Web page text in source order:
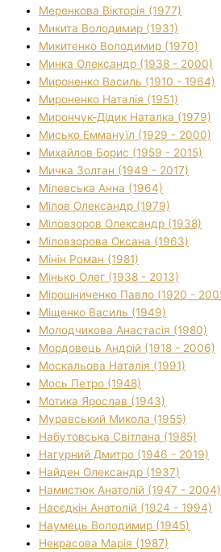
Меренкова Вікторія (1977)
Микита Володимир (1931)
Микитенко Володимир (1970)
Минка Олександр (1938 - 2000)
Мироненко Василь (1910 - 1964)
Мироненко Наталія (1951)
Мирончук-Дідик Наталка (1979)
Мисько Еммануїл (1929 - 2000)
Михайлов Борис (1959 - 2015)
Мичка Золтан (1949 - 2017)
Мілевська Анна (1964)
Мілов Олександр (1979)
Міловзоров Олександр (1938)
Міловзорова Оксана (1963)
Мінін Роман (1981)
Мінько Олег (1938 - 2013)
Мірошниченко Павло (1920 -
Міщенко Василь (1949)
Молодчикова Анастасія (1980)
Мордовець Андрій (1918 - 2006)
Москальова Наталія (1991)
Мось Петро (1948)
Мотика Ярослав (1943)
Муравський Микола (1955)
Набутовська Світлана (1985)
Нагурний Дмитро (1946 - 2019)
Найден Олександр (1937)
Намистюк Анатолій (1947 - 2004)
Насєдкін Анатолій (1924 - 1994)
Наумець Володимир (1945)
Некрасова Марія (1987)